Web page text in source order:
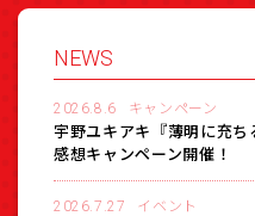
NEWS
2026.8.6 キャンペーン
宇野ユキアキ『薄明に充
感想キャンペーン開催！
2026.7.27 イベント